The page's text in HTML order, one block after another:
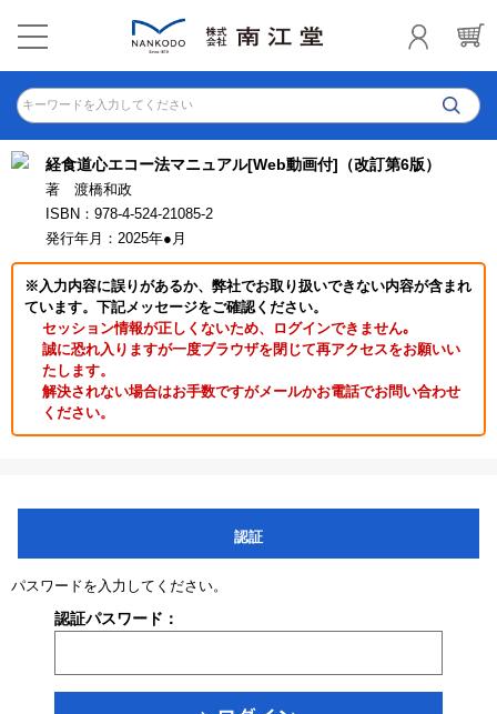
キーワードを入力してください
経食道心エコー法マニュアル[Web動画付]（改訂第6版）
著 渡橋和政
ISBN：978-4-524-21085-2
発行年月：2025年●月
※入力内容に誤りがあるか、弊社でお取り扱いできない内容が含まれ
ています。下記メッセージをご確認ください。
セッション情報が正しくないため、ログインできません｡
誠に恐れ入りますが一度ブラウザを閉じて再アクセスをお願いい
たします。
解決されない場合はお手数ですがメールかお電話でお問い合わせ
ください。
認証
パスワードを入力してください。
認証パスワード：